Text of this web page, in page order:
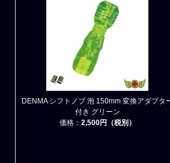
DENMA シフトノブ 泡 150mm 変換アダプタ
付き グリーン
価格： 2,500円（税別）